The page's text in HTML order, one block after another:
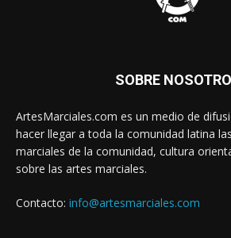
SOBRE
ArtesMarciales.com es un medio de
hacer llegar a toda la comunidad latina
marciales de la comunidad, cultura
sobre las artes marciales.
Contacto: info@artesmarciales.com